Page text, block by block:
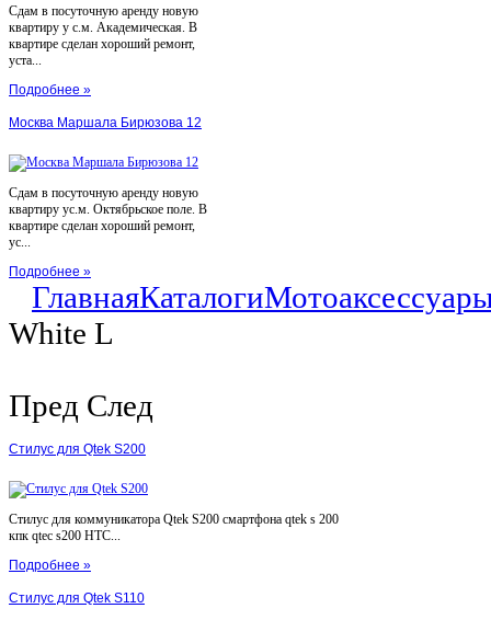
Сдам в посуточную аренду новую
квартиру у с.м. Академическая. В
квартире сделан хороший ремонт,
уста...
Подробнее »
Москва Маршала Бирюзова 12
Сдам в посуточную аренду новую
квартиру ус.м. Октябрьское поле. В
квартире сделан хороший ремонт,
ус...
Подробнее »
ГлавнаяКаталоги
White L
Пред След
Стилус для Qtek S200
Стилус для коммуникатора Qtek S200 смартфона qtek s 200
кпк qtec s200 HTC...
Подробнее »
Стилус для Qtek S110